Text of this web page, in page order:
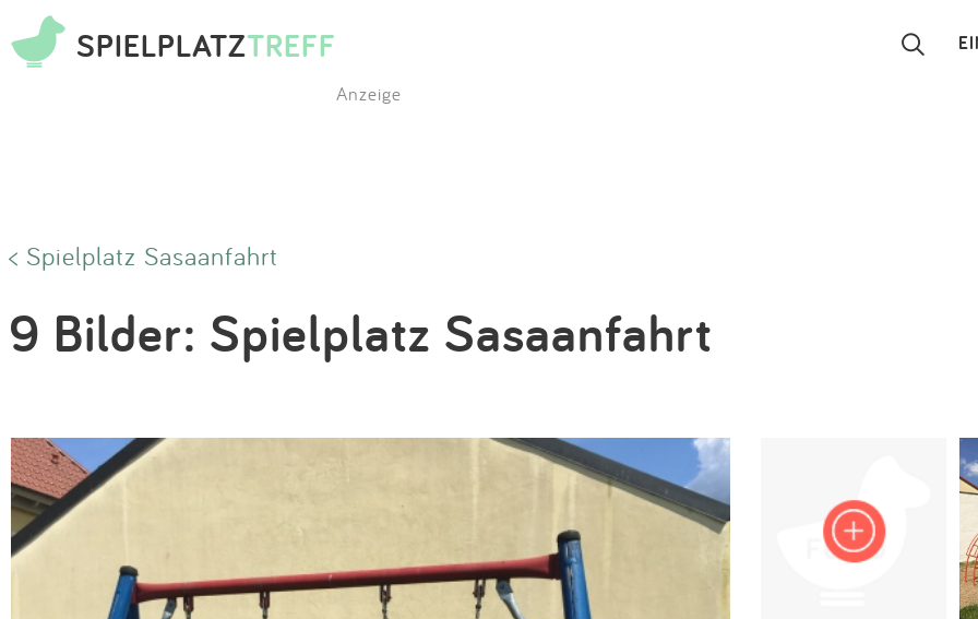
SPIELPLATZTREFF
Blog
Kontakt
Impressum
Anmelden
Anzeige
< Spielplatz Sasaanfahrt
9 Bilder: Spielplatz Sasaanfahrt